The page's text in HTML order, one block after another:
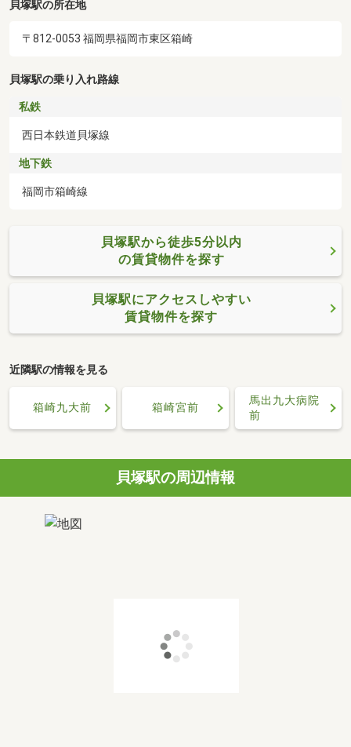
貝塚駅の所在地
〒812-0053 福岡県福岡市東区箱崎
貝塚駅の乗り入れ路線
私鉄
西日本鉄道貝塚線
地下鉄
福岡市箱崎線
貝塚駅から徒歩5分以内
の賃貸物件を探す
貝塚駅にアクセスしやすい
賃貸物件を探す
近隣駅の情報を見る
箱崎九大前 箱崎宮前
馬出九大病院
前
貝塚駅の周辺情報